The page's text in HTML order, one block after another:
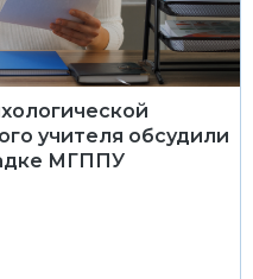
учителя обсудили
МГППУ